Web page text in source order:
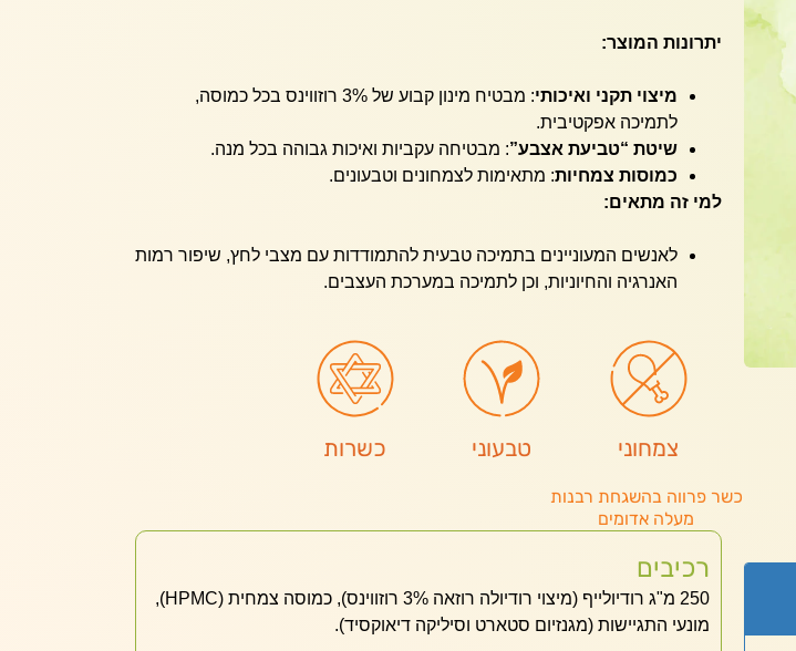
יתרונות המוצר:
מיצוי תקני ואיכותי
: מבטיח מינון קבוע של 3% רוזווינס בכל כמוסה,
לתמיכה אפקטיבית.
שיטת “טביעת אצבע”: מבטיחה עקביות ואיכות גבוהה בכל מנה.
כמוסות צמחיות: מתאימות לצמחונים וטבעונים.
למי זה מתאים:
לאנשים המעוניינים בתמיכה טבעית להתמודדות עם מצבי לחץ, שיפור רמות
האנרגיה והחיוניות, וכן לתמיכה במערכת העצבים.
צמחוני טבעוני כשרות
כשר פרווה בהשגחת רבנות
מעלה אדומים
רכיבים
250 מ"ג רודיולייף (מיצוי רודיולה רוזאה 3% רוזווינס), כמוסה צמחית (HPMC),
מונעי התגיישות (מגנזיום סטארט וסיליקה דיאוקסיד).